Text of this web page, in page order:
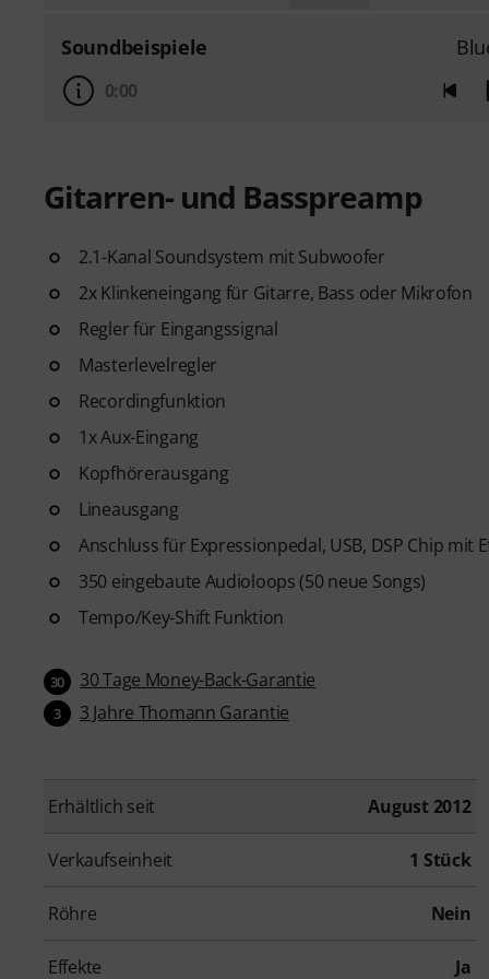
Soundbeispiele
0:00
Gitarren- und Basspreamp
2.1-Kanal Soundsystem mit Subwoofer
2x Klinkeneingang für Gitarre, Bass oder Mikrofon
Regler für Eingangssignal
Masterlevelregler
Recordingfunktion
1x Aux-Eingang
Kopfhörerausgang
Lineausgang
Anschluss für Expressionpedal, USB, DSP Chip mit
350 eingebaute Audioloops (50 neue Songs)
Tempo/Key-Shift Funktion
30 30 Tage Money-Back-Garantie
3 3 Jahre Thomann Garantie
Erhältlich seit August 2012
Verkaufseinheit 1 Stück
Röhre Nein
Effekte Ja